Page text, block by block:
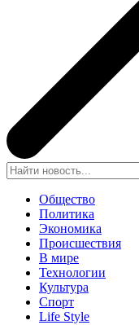
Общество
Политика
Экономика
Происшествия
В мире
Технологии
Культура
Спорт
Life Style